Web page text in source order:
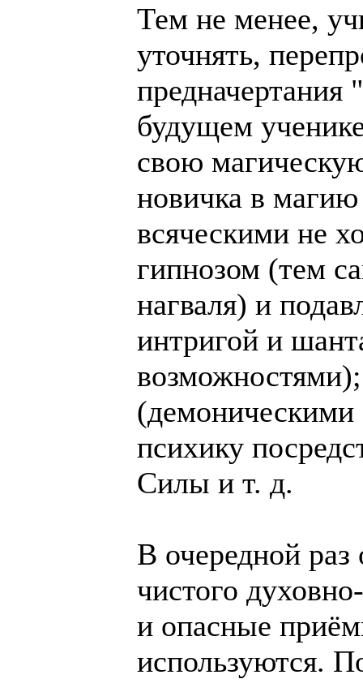
Тем не менее,
уточнять,
предначертания
будущем
свою
новичка в магию
всяческими не
гипнозом (тем
нагваля) и
интригой и
психику
Силы и т. д.
В очередной
чистого
и опасные
используются.